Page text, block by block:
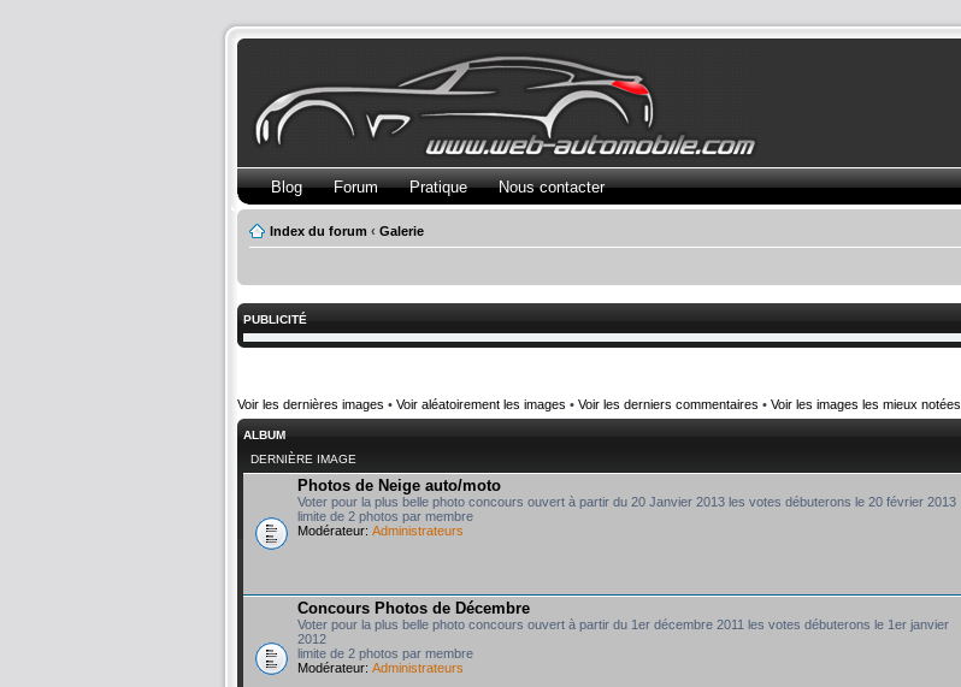
Blog Forum Pratique Nous contacter
Index du forum ‹ Galerie
PUBLICITÉ
Voir les dernières images • Voir aléatoirement les images • Voir les derniers commentaires • Voir les images les mieux notées
ALBUM
DERNIÈRE IMAGE
Photos de Neige auto/moto
Voter pour la plus belle photo concours ouvert à partir du 20 Janvier 2013 les votes débuterons le 20 février 2013
limite de 2 photos par membre
Modérateur: Administrateurs
Concours Photos de Décembre
Voter pour la plus belle photo concours ouvert à partir du 1er décembre 2011 les votes débuterons le 1er janvier
2012
limite de 2 photos par membre
Modérateur: Administrateurs